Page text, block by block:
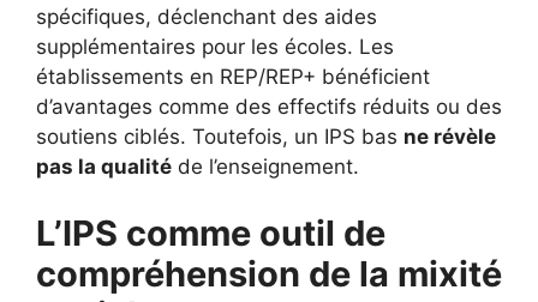
spécifiques, déclenchant des aides
supplémentaires pour les écoles. Les
établissements en REP/REP+ bénéficient
d’avantages comme des effectifs réduits ou des
soutiens ciblés. Toutefois, un IPS bas ne révèle
pas la qualité de l’enseignement.
L’IPS comme outil de
compréhension de la mixité